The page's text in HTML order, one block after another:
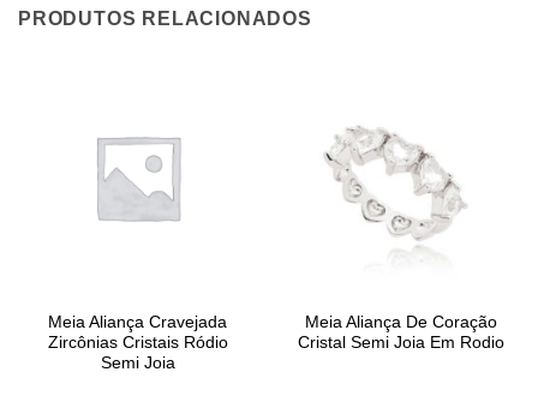
PRODUTOS RELACIONADOS
Meia Aliança Cravejada
Zircônias Cristais Ródio
Semi Joia
Meia Aliança De Coração
Cristal Semi Joia Em Rodio